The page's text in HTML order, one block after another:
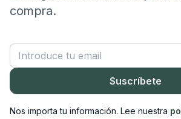
compra.
Correo electrónico
Suscríbete
Nos importa tu información. Lee nuestra